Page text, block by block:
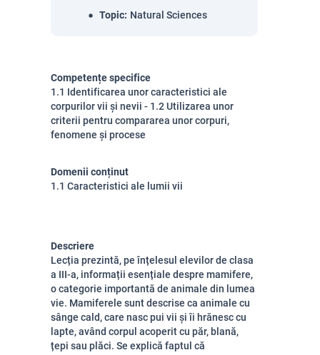
Topic: Natural Sciences
Competențe specifice
1.1 Identificarea unor caracteristici ale
corpurilor vii și nevii - 1.2 Utilizarea unor
criterii pentru compararea unor corpuri,
fenomene și procese
Domenii conținut
1.1 Caracteristici ale lumii vii
Descriere
Lecția prezintă, pe înțelesul elevilor de clasa
a III-a, informații esențiale despre mamifere,
o categorie importantă de animale din lumea
vie. Mamiferele sunt descrise ca animale cu
sânge cald, care nasc pui vii și îi hrănesc cu
lapte, având corpul acoperit cu păr, blană,
țepi sau plăci. Se explică faptul că